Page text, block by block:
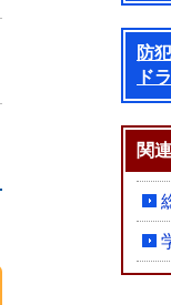
Instagram
益子町公共施設予約
防
ド
関